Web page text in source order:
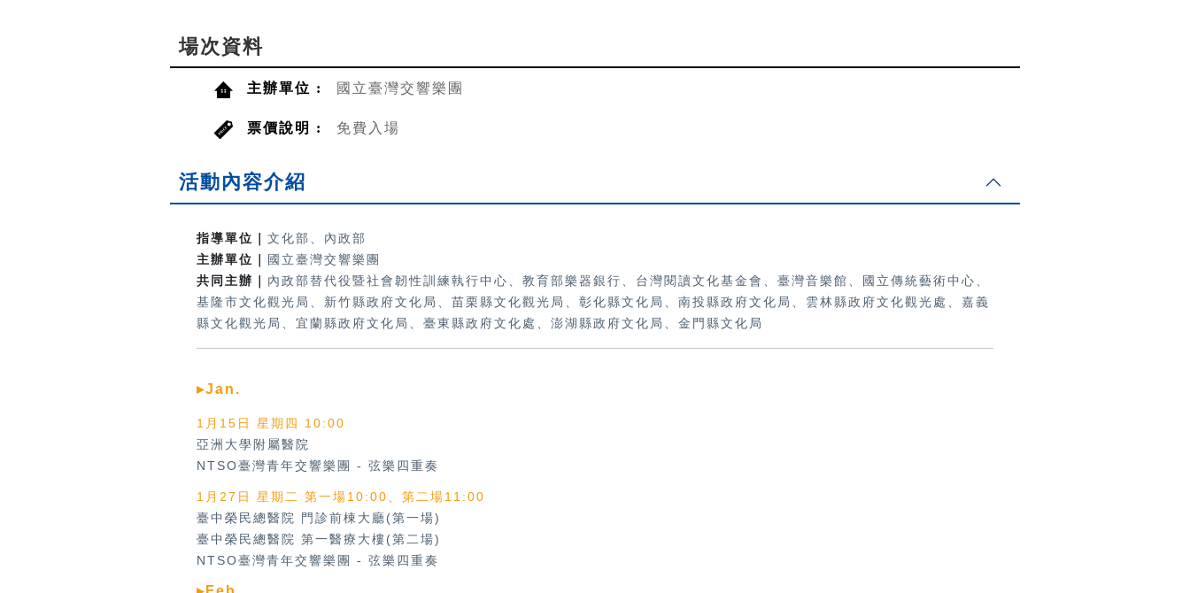
場次資料
主辦單位 : 國立臺灣交響樂團
票價說明 : 免費入場
活動內容介紹
指導單位｜ 文化部、內政部
主辦單位｜
國立臺灣交響樂團
共同主辦｜ 內政部替代役暨社會韌性訓練執行中心、教育部樂器銀行、 台灣閱讀文化基金會、臺灣音樂館、國立傳統藝術中心、
基隆市文化觀光局、新竹縣政府文化局、苗栗縣文化觀光局、彰化縣文化局、南投縣政府文化局、雲林縣政府文化觀光處、嘉義
縣文化觀光局、宜蘭縣政府文化局、臺東縣政府文化處、澎湖縣政府文化局、金門縣文化局
▸Jan.
1月15日 星期四 10:00
亞洲大學附屬醫院
NTSO臺灣青年交響樂團 - 弦樂四重奏
1月27日 星期二 第一場10:00、第二場11:00
臺中榮民總醫院 門診前棟大廳(第一場)
臺中榮民總醫院 第一醫療大樓(第二場)
NTSO臺灣青年交響樂團 - 弦樂四重奏